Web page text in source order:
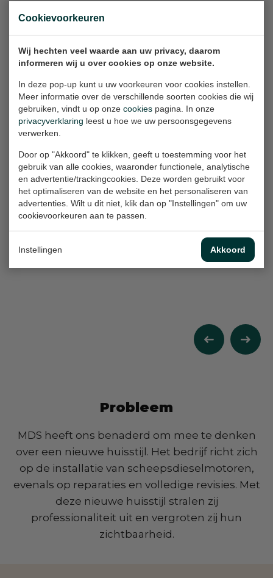
Cookievoorkeuren
Wij hechten veel waarde aan uw privacy, daarom
informeren wij u over cookies op onze website.
In deze pop-up kunt u uw voorkeuren voor cookies instellen.
Meer informatie over de verschillende soorten cookies die wij
gebruiken, vindt u op onze cookies pagina. In onze
privacyverklaring leest u hoe we uw persoonsgegevens
verwerken.
Door op "Akkoord" te klikken, geeft u toestemming voor het
gebruik van alle cookies, waaronder functionele, analytische
en advertentie/trackingcookies. Deze worden gebruikt voor
het optimaliseren van de website en het personaliseren van
advertenties. Wilt u dit niet, klik dan op "Instellingen" om uw
cookievoorkeuren aan te passen.
Instellingen Akkoord
Buitenbord
Probleem
MDS heeft ons benaderd om mee te denken
over een nieuwe huisstijl. Het bedrijf richt zich
op de installatie van scheepsdieselmotoren,
evenals op reparaties en volledige revisies. Met
deze nieuwe huisstijl stralen zij
professionaliteit uit en vergroten zij hun
zichtbaarheid.